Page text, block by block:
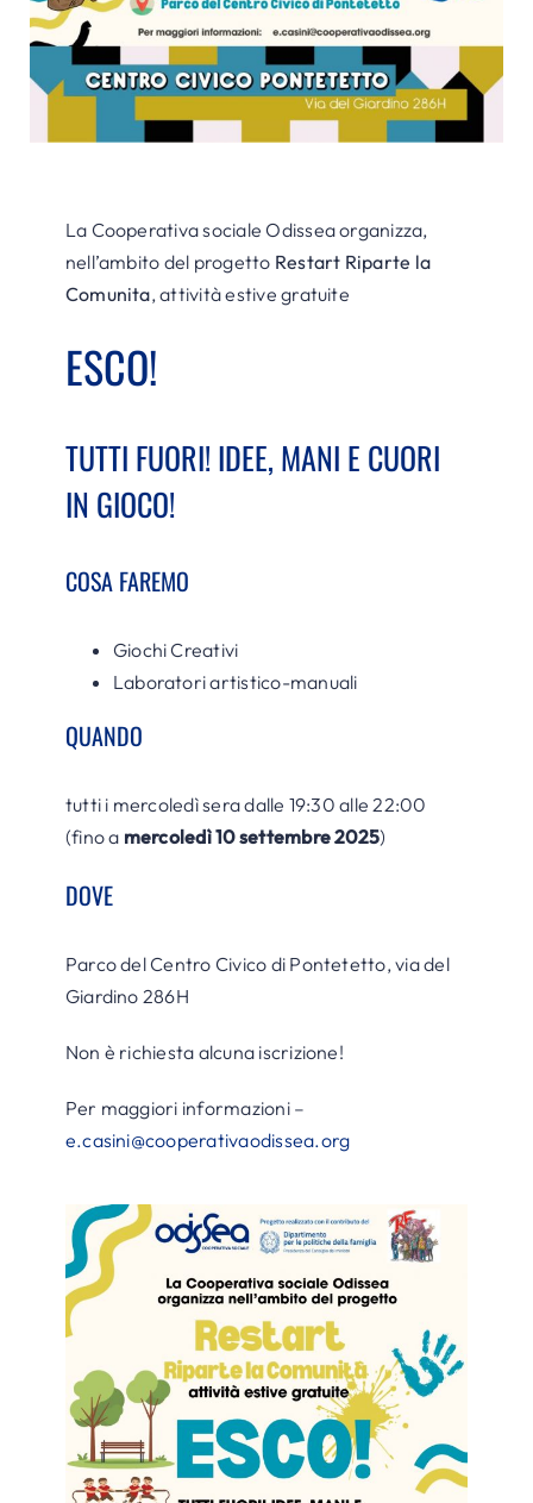
La Cooperativa sociale Odissea organizza,
nell’ambito del progetto Restart Riparte la
Comunita, attività estive gratuite
ESCO!
TUTTI FUORI! IDEE, MANI E CUORI
IN GIOCO!
COSA FAREMO
Giochi Creativi
Laboratori artistico-manuali
QUANDO
tutti i mercoledì sera dalle 19:30 alle 22:00
(fino a mercoledì 10 settembre 2025)
DOVE
Parco del Centro Civico di Pontetetto, via del
Giardino 286H
Non è richiesta alcuna iscrizione!
Per maggiori informazioni –
e.casini@cooperativaodissea.org